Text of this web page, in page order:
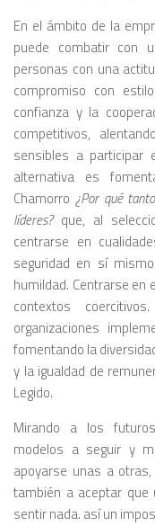
En el ámbito de la
puede combatir con
personas con una
compromiso con
confianza y la
competitivos,
sensibles a participar
alternativa es
Chamorro ¿Por qué
líderes?que, al
centrarse en
seguridad en sí
humildad. Centrarse
contextos
organizaciones
fomentando la
y la igualdad de
Legido.
Mirando a los
modelos a seguir y
apoyarse unas a
también a aceptar que
sentir nada. así un